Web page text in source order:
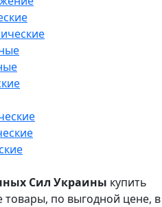
Сил Украины купить
по выгодной цене, в